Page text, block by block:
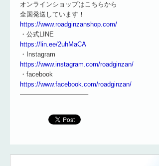
オンラインショップはこちらから
全国発送しています！
https://www.roadginzanshop.com/
・公式LINE
https://lin.ee/2uhMaCA
・Instagram
https://www.instagram.com/roadginzan/
・facebook
https://www.facebook.com/roadginzan/
——————————–